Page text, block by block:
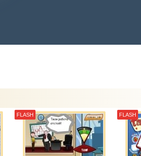
FLASH FLASH